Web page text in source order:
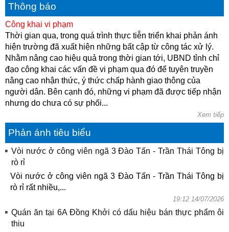
Thông báo
Công khai vi phạm
Thời gian qua, trong quá trình thực tiễn triển khai phản ánh
hiện trường đã xuất hiện những bất cập từ công tác xử lý.
Nhằm nâng cao hiệu quả trong thời gian tới, UBND tỉnh chỉ
đạo công khai các vấn đề vi phạm qua đó để tuyên truyền
nâng cao nhận thức, ý thức chấp hành giao thông của
người dân. Bên cạnh đó, những vi phạm đã được tiếp nhận
nhưng do chưa có sự phối...
Xem tiếp
Phản ánh tiêu biểu
Vòi nước ở công viên ngã 3 Đào Tấn - Trần Thái Tông bị
rò rỉ
Vòi nước ở công viên ngã 3 Đào Tấn - Trần Thái Tông bị
rò rỉ rất nhiều,...
19:12 14/07/2026
Quán ăn tại 6A Đồng Khởi có dấu hiệu bán thực phẩm ôi
thiu